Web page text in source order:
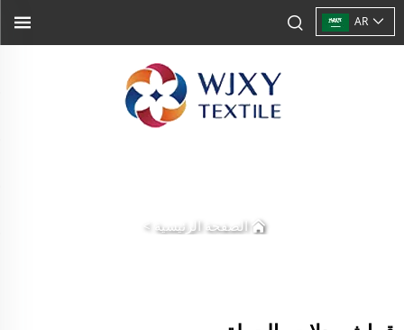
AR
الصفحة الرئيسية >